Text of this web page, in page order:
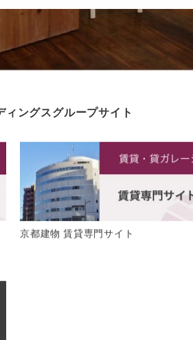
ィングスグループサイト
京都建物 賃貸専門サイト